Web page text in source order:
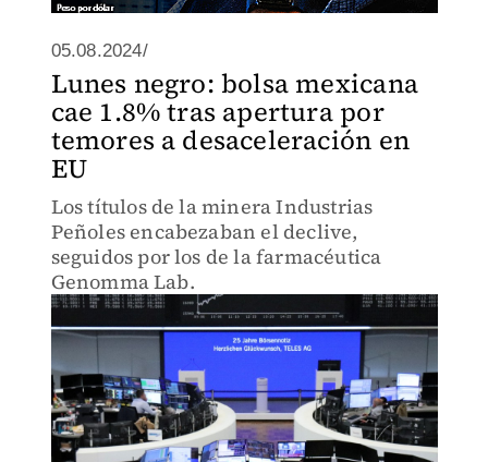
05.08.2024/
Lunes negro: bolsa mexicana
cae 1.8% tras apertura por
temores a desaceleración en
EU
Los títulos de la minera Industrias
Peñoles encabezaban el declive,
seguidos por los de la farmacéutica
Genomma Lab.